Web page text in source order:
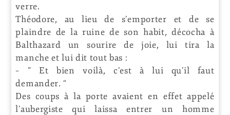
verre.
Théodore, au lieu de s’emporter et de se
plaindre de la ruine de son habit, décocha à
Balthazard un sourire de joie, lui tira la
manche et lui dit tout bas :
– ” Et bien voilà, c’est à lui qu’il faut
demander. “
Des coups à la porte avaient en effet appelé
l’aubergiste qui laissa entrer un homme